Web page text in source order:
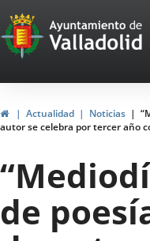
Portal
Web
del
de
Valladolid
HomeActualidad Noticias
autor se celebra por tercer año
de